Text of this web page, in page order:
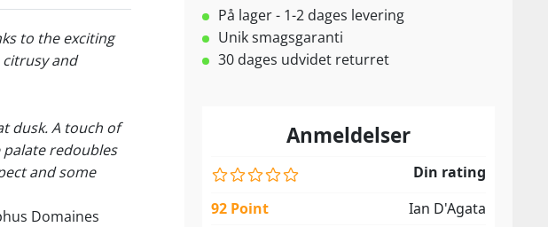
to the exciting
and
dusk. A touch of
redoubles
and some
Domaines
På lager - 1-2 dages levering
Unik smagsgaranti
30 dages udvidet returret
Anmeldelser
Din rating
92 Point
Ian D'Agata